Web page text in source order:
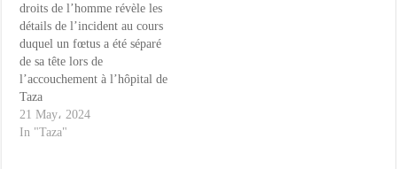
droits de l’homme révèle les
détails de l’incident au cours
duquel un fœtus a été séparé
de sa tête lors de
l’accouchement à l’hôpital de
Taza
21 May، 2024
In "Taza"